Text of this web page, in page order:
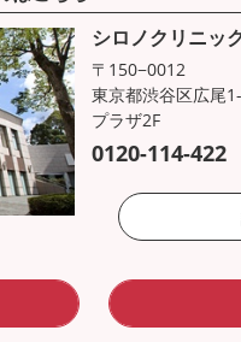
シロノクリニッ
〒150−0012
東京都渋谷区広尾
プラザ2F
0120-114-422